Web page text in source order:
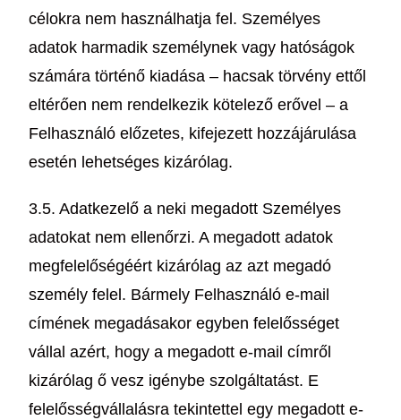
célokra nem használhatja fel. Személyes
adatok harmadik személynek vagy hatóságok
számára történő kiadása – hacsak törvény ettől
eltérően nem rendelkezik kötelező erővel – a
Felhasználó előzetes, kifejezett hozzájárulása
esetén lehetséges kizárólag.
3.5. Adatkezelő a neki megadott Személyes
adatokat nem ellenőrzi. A megadott adatok
megfelelőségéért kizárólag az azt megadó
személy felel. Bármely Felhasználó e-mail
címének megadásakor egyben felelősséget
vállal azért, hogy a megadott e-mail címről
kizárólag ő vesz igénybe szolgáltatást. E
felelősségvállalásra tekintettel egy megadott e-